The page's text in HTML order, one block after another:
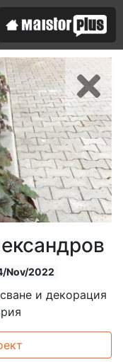
Nov/2022
и декорация